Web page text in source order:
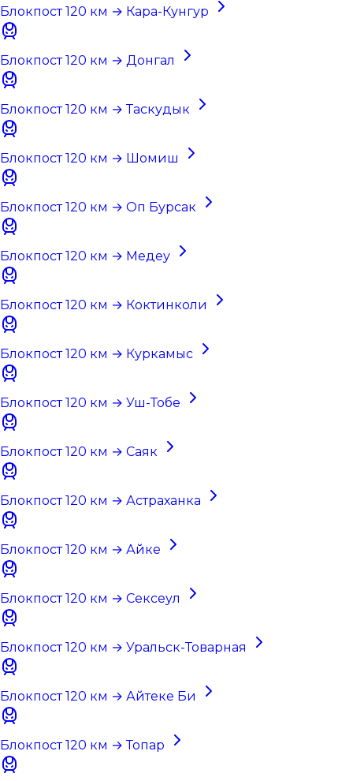
Блокпост 120 км → Кара-Кунгур
Блокпост 120 км → Донгал
Блокпост 120 км → Таскудык
Блокпост 120 км → Шомиш
Блокпост 120 км → Оп Бурсак
Блокпост 120 км → Медеу
Блокпост 120 км → Коктинколи
Блокпост 120 км → Куркамыс
Блокпост 120 км → Уш-Тобе
Блокпост 120 км → Саяк
Блокпост 120 км → Астраханка
Блокпост 120 км → Айке
Блокпост 120 км → Сексеул
Блокпост 120 км → Уральск-Товарная
Блокпост 120 км → Айтеке Би
Блокпост 120 км → Топар